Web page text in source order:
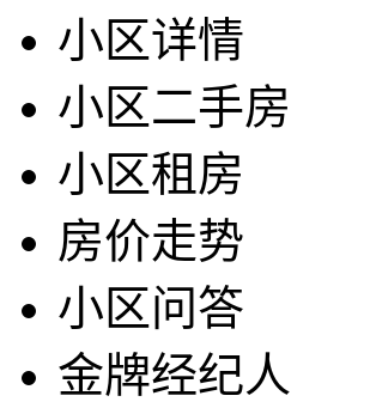
小区详情
小区二手房
小区租房
房价走势
小区问答
金牌经纪人